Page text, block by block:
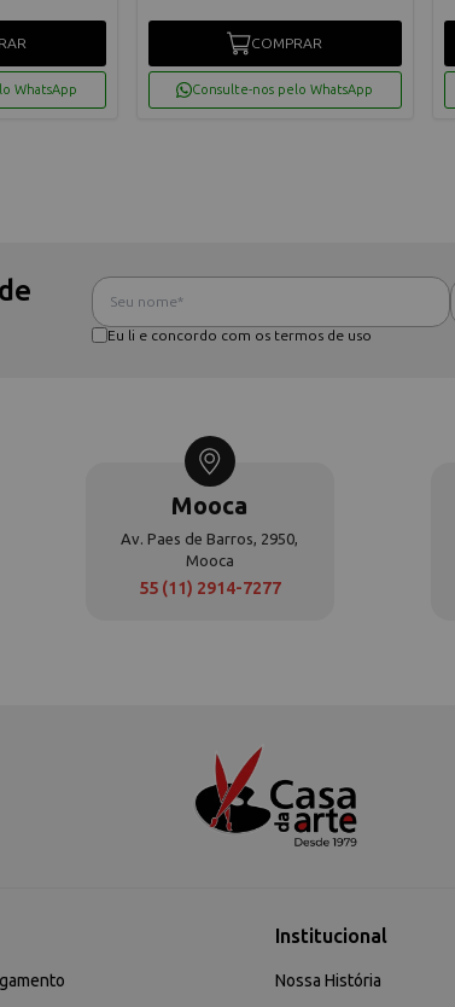
WhatsApp
COMPRAR
Consulte-nos pelo WhatsApp
Eu li e concordo com os termos de uso
Mooca
Av. Paes de Barros, 2950,
Mooca
55 (11) 2914-7277
Institucional
Nossa História